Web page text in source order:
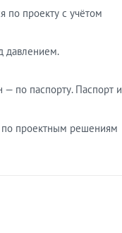
по проекту с учётом
давлением.
по паспорту. Паспорт и
проектным решениям